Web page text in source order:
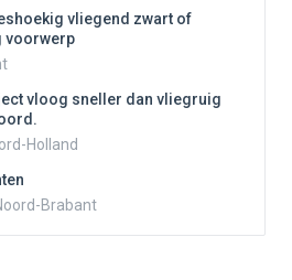
vliegend zwart of
voorwerp
vloog sneller dan vliegruig
Holland
Brabant